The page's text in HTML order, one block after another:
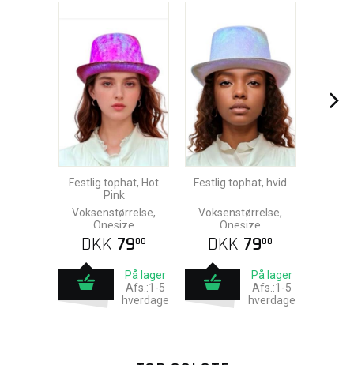
Festlig tophat, Hot
Pink
Voksenstørrelse,
Onesize
DKK 7900
På lager
Afs.:1-5
hverdage
Festlig tophat, hvid
Voksenstørrelse,
Onesize
DKK 7900
På lager
Afs.:1-5
hverdage